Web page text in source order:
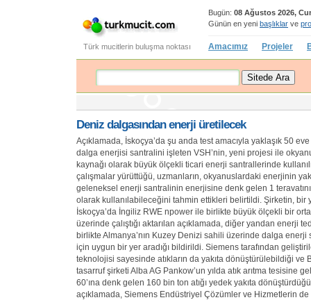
Bugün: 08 Ağustos 2026,
Günün en yeni başlıklar ve
Türk mucitlerin buluşma noktası Amacımız Projeler
Deniz dalgasından enerji üretilecek
Açıklamada, İskoçya’da şu anda test amacıyla yaklaşık 50
dalga enerjisi santralini işleten VSH’nin, yeni projesi ile
kaynağı olarak büyük ölçekli ticari enerji santrallerinde
çalışmalar yürüttüğü, uzmanların, okyanuslardaki enerjinin
geleneksel enerji santralinin enerjisine denk gelen 1
olarak kullanılabileceğini tahmin ettikleri belirtildi. Şirketin, bir
İskoçya’da İngiliz RWE npower ile birlikte büyük ölçekli bir
üzerinde çalıştığı aktarılan açıklamada, diğer yandan enerji
birlikte Almanya’nın Kuzey Denizi sahili üzerinde dalga enerji
için uygun bir yer aradığı bildirildi. Siemens tarafından
teknolojisi sayesinde atıkların da yakıta dönüştürülebildiği ve
tasarruf şirketi Alba AG Pankow’un yılda atık arıtma tesisine
60’ına denk gelen 160 bin ton atığı yedek yakıta
açıklamada, Siemens Endüstriyel Çözümler ve Hizmetlerin de